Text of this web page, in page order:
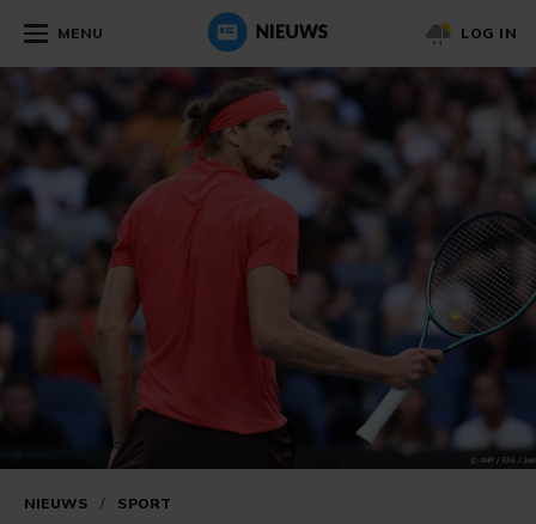
MENU LOG IN
NIEUWS / SPORT